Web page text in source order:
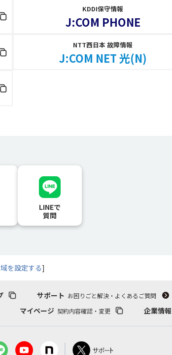
KDDI保守情報
J:COM PHONE
NTT西日本 故障情報
J:COM NET 光(N)
LINEで
質問
を設定する]
サポート お困りごと解決・よくあるご質問
マイページ 契約内容確認・変更 企業情報